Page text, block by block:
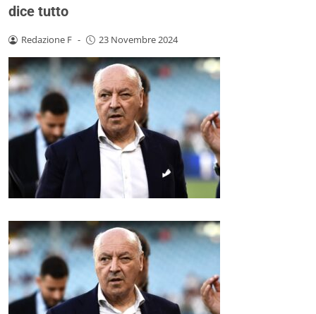
dice tutto
Redazione F - 23 Novembre 2024